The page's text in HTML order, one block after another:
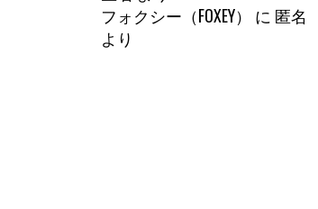
フォクシー（FOXEY）
に 匿名
より